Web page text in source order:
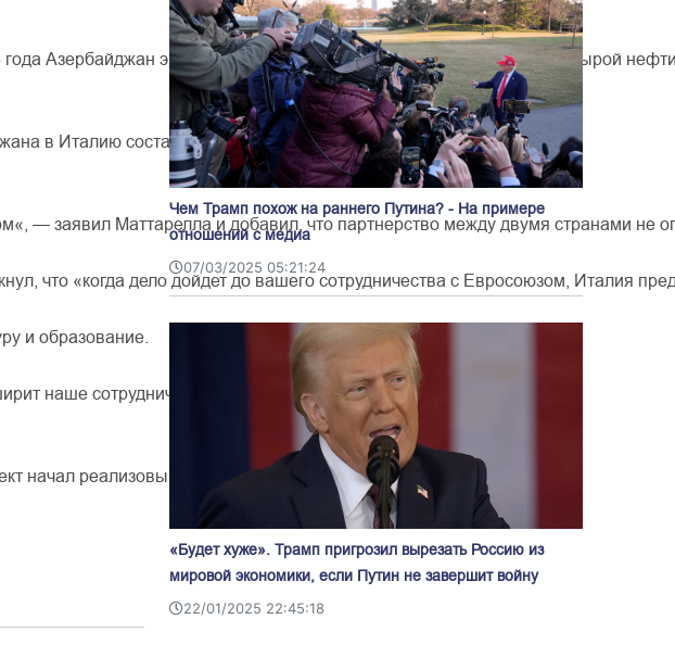
года Азербайджан экспортировалвИталиюоколо9,2миллиона тонн сырой
в Италиюсоставил10,8млрд
«, —заявил Маттарелла идобавил,что партнерство междудвумя странами не
, что «когда делодойдетдо вашегосотрудничества с Евросоюзом, Италия
и образование.
нашесотрудничество
внесет
начал реализовываться 2022 по его приказу
Чем Трамп похож на раннего Путина? - На примере
отношений с медиа
07/03/2025 05:21:24
«Будет хуже». Трамп пригрозил вырезать Россию из
мировой экономики, если Путин не завершит войну
22/01/2025 22:45:18